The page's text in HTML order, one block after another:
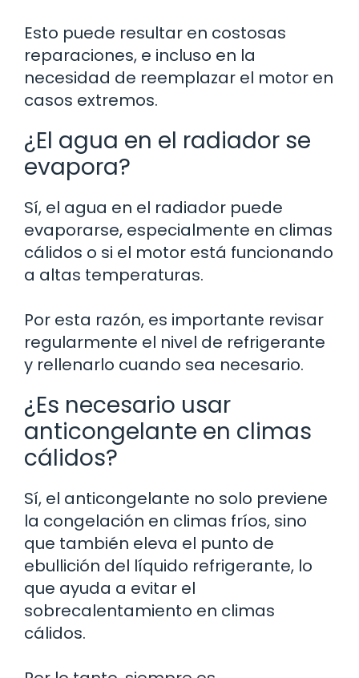
Esto puede resultar en costosas
reparaciones, e incluso en la
necesidad de reemplazar el motor en
casos extremos.
¿El agua en el radiador se
evapora?
Sí, el agua en el radiador puede
evaporarse, especialmente en climas
cálidos o si el motor está funcionando
a altas temperaturas.
Por esta razón, es importante revisar
regularmente el nivel de refrigerante
y rellenarlo cuando sea necesario.
¿Es necesario usar
anticongelante en climas
cálidos?
Sí, el anticongelante no solo previene
la congelación en climas fríos, sino
que también eleva el punto de
ebullición del líquido refrigerante, lo
que ayuda a evitar el
sobrecalentamiento en climas
cálidos.